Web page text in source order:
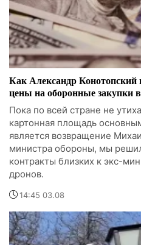
Как Александр
цены на оборонные закупки
Пока по всей стране не
картонная площадь
является возвращение
министра обороны, мы
контракты близких к экс-
дронов.
14:45 03.08